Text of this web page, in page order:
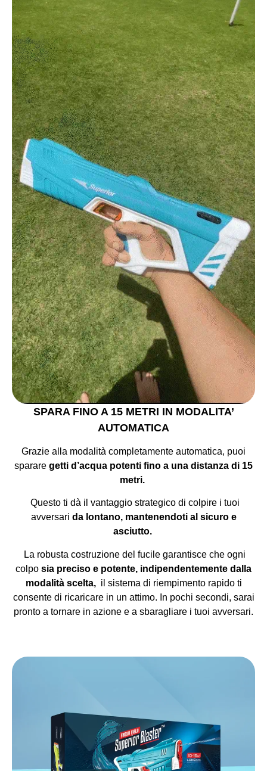
SPARA FINO A 15 METRI IN MODALITA’
AUTOMATICA
Grazie alla modalità completamente automatica, puoi
sparare getti d’acqua potenti fino a una distanza di 15
metri.
Questo ti dà il vantaggio strategico di colpire i tuoi
avversari da lontano, mantenendoti al sicuro e
asciutto.
La robusta costruzione del fucile garantisce che ogni
colpo sia preciso e potente, indipendentemente dalla
modalità scelta, il sistema di riempimento rapido ti
consente di ricaricare in un attimo. In pochi secondi, sarai
pronto a tornare in azione e a sbaragliare i tuoi avversari.